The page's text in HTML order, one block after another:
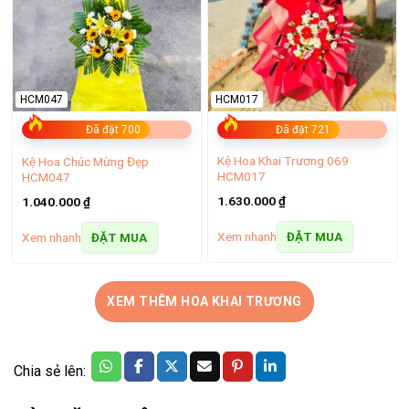
Đã đặt 700
HCM047
Kệ Hoa Chúc Mừng Đẹp
HCM047
1.040.000₫
Xem nhanh ĐẶT MUA
Đã đặt 721
HCM017
Kệ Hoa Khai Trương 069
HCM017
1.630.000₫
Xem nhanh ĐẶT MUA
XEM THÊM HOA KHAI TRƯƠNG
Chia sẻ lên: